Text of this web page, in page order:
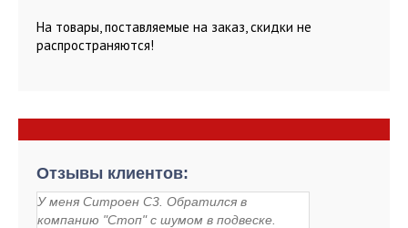
На товары, поставляемые на заказ, скидки не
распространяются!
Отзывы клиентов:
У меня Ситроен С3. Обратился в
компанию "Стоп" с шумом в подвеске.